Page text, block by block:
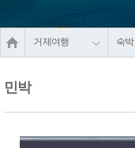
거제여행 숙박
민박